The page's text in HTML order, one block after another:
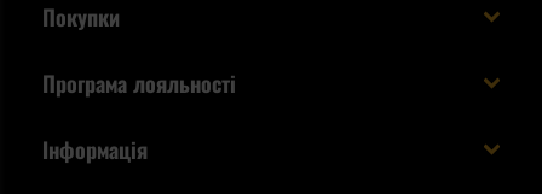
Покупки
Способи оплати
Програма лояльності
Інформація